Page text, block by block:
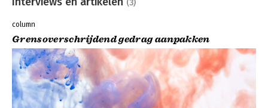
(3)
column
Grensoverschrijdend gedrag aanpakken